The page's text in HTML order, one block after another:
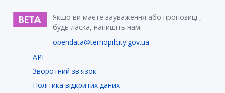
Якщо ви маєте зауваження або пропозиції,
будь ласка, напишіть нам:
opendata@ternopilcity.gov.ua
API
Зворотний зв'язок
Політика відкритих даних